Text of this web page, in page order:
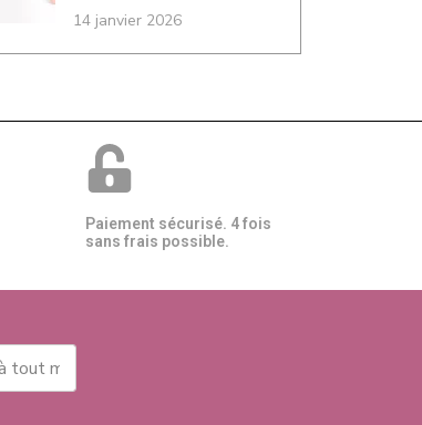
14 janvier 2026
Paiement sécurisé. 4 fois
sans frais possible.